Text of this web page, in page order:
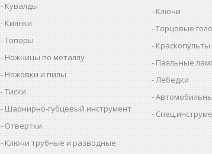
Кувалды
Киянки
Топоры
Ножницы по металлу
Ножовки и пилы
Тиски
Шарнирно-губцевый инструмент
Отвертки
Ключи трубные и разводные
Ключи
Торцовые
Краскопульты
Паяльные
Лебедки